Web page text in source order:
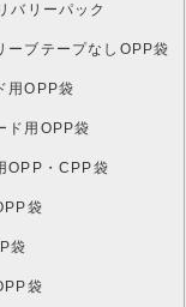
バリーパック
ーブテープなしOPP袋
用OPP袋
ド用OPP袋
OPP・CPP袋
袋
袋
袋